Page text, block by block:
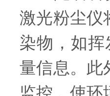
激光粉尘仪
染物，如
量信息。此